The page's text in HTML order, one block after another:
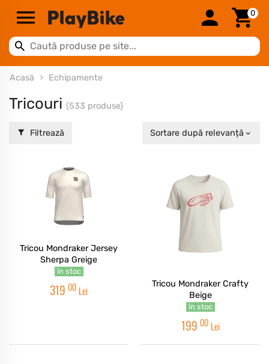
0
Acasă Echipamente
Tricouri (533 produse)
Filtrează Sortare după relevanță
Tricou Mondraker Jersey
Sherpa Greige
în stoc
319 00 Lei
Tricou Mondraker Crafty
Beige
în stoc
199 00 Lei